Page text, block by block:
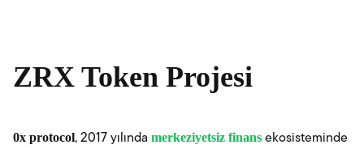
ZRX Token Projesi
0x protocol, 2017 yılında merkeziyetsiz finans ekosisteminde